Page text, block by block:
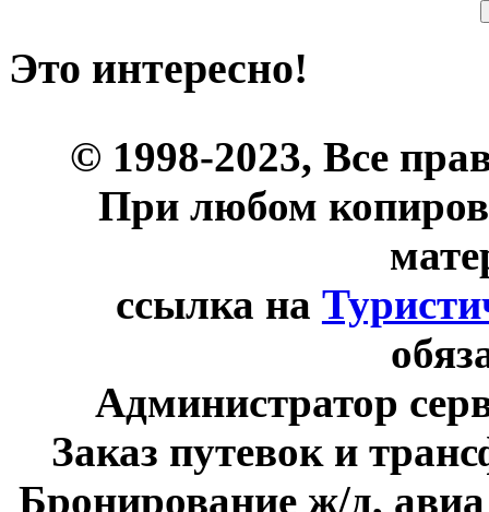
Это интересно!
© 1998-2023, Все
При любом
ссылка на
Администратор
Заказ путевок и
Бронирование ж/д,